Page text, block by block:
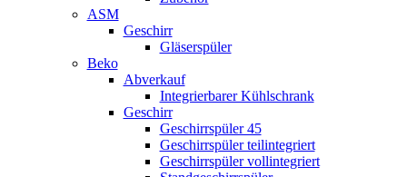
ASM
Geschirr
Gläserspüler
Beko
Abverkauf
Integrierbarer Kühlschrank
Geschirr
Geschirrspüler 45
Geschirrspüler teilintegriert
Geschirrspüler vollintegriert